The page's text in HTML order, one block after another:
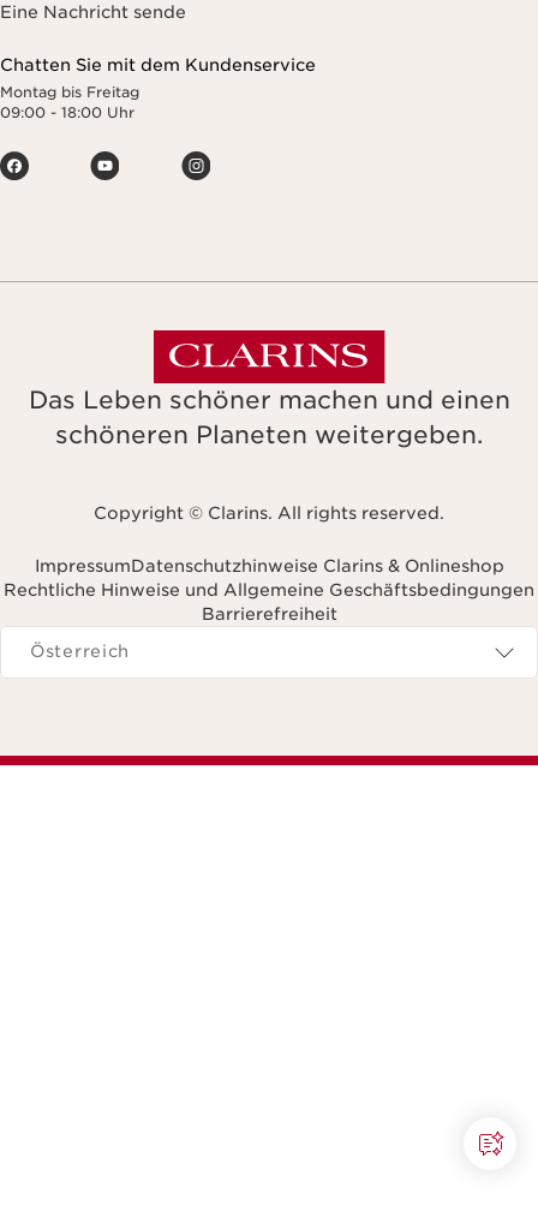
Eine Nachricht sende
Chatten Sie mit dem Kundenservice
Montag bis Freitag
09:00 - 18:00 Uhr
Das Leben schöner machen und einen
schöneren Planeten weitergeben.
Copyright © Clarins. All rights reserved.
ImpressumDatenschutzhinweise Clarins & Onlineshop
Rechtliche Hinweise und Allgemeine Geschäftsbedingungen
Barrierefreiheit
Navigieren zu
Österreich